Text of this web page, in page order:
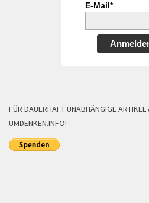
E-Mail*
FÜR DAUERHAFT UNABHÄNGIGE ARTIKEL
UMDENKEN.INFO!